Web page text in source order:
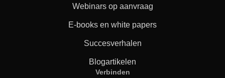
Webinars op aanvraag
E-books en white papers
Succesverhalen
Blogartikelen
Verbinden